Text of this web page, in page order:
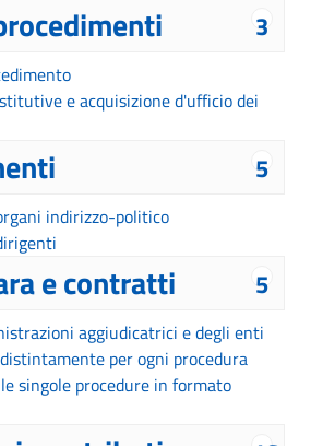
3
e acquisizione d'ufficio dei
5
indirizzo-politico
5
e contratti
aggiudicatrici e degli enti
per ogni procedura
singole procedure in formato